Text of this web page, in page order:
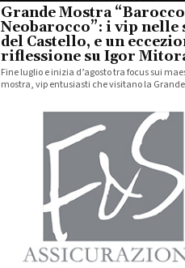
Grande Mostra
Neobarocco”: i vip nelle
del Castello, e un
riflessione su Igor
Fine luglio e inizia d’agosto tra focus sui
mostra, vip entusiasti che visitano la